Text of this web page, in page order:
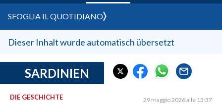
SULCIS IGLESIENTE
MEDIO CAMPIDANO
SASSARI E PROVINCIA
GALLURA
NUORO E PROVINCIA
SFOGLIA IL QUOTIDIANO
Dieser Inhalt wurde automatisch übersetzt
SARDINIEN
DIE GESCHICHTE 29 maggio 2026 alle 13:37